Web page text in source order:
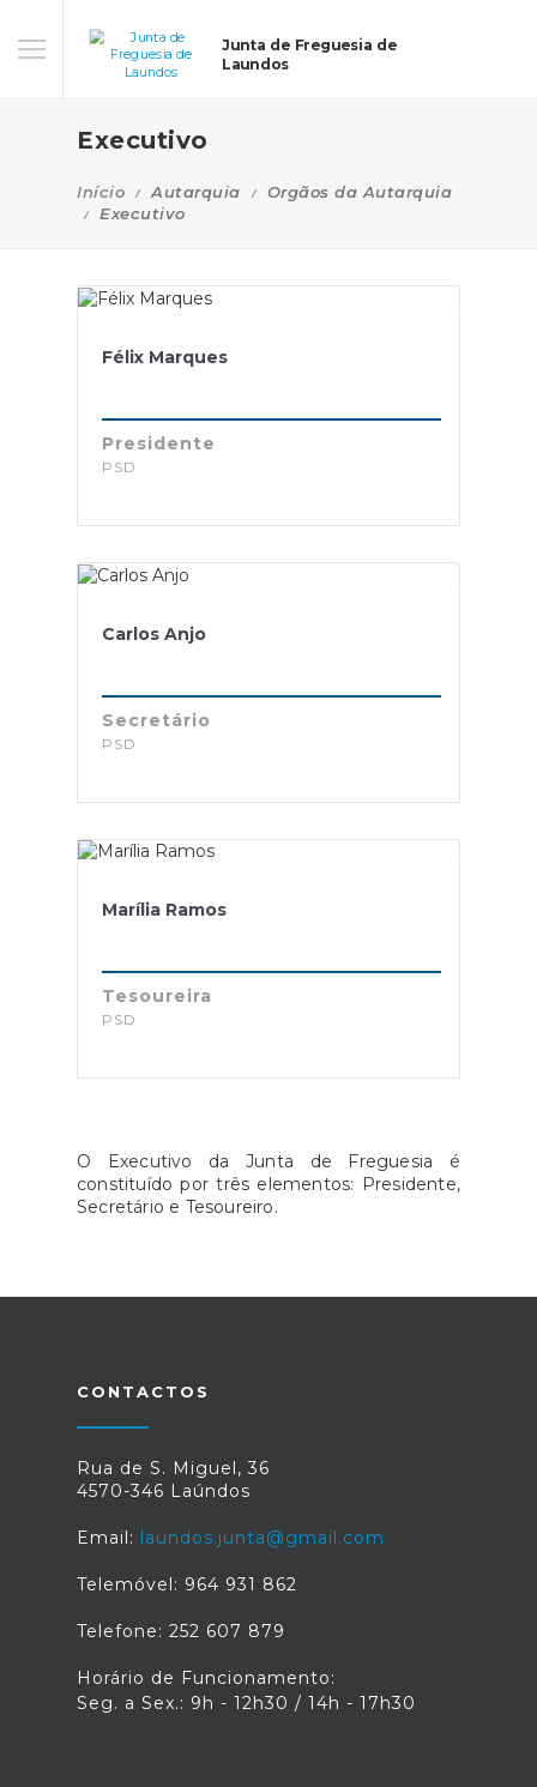
Junta de Freguesia de
Laundos
Executivo
Início Autarquia
Orgãos da Autarquia
Executivo
Félix Marques
Presidente
PSD
Carlos Anjo
Secretário
PSD
Marília Ramos
Tesoureira
PSD
O Executivo da Junta de Freguesia é
constituído por três elementos: Presidente,
Secretário e Tesoureiro.
CONTACTOS
Rua de S. Miguel, 36
4570-346 Laúndos
Email: laundos.junta@gmail.com
Telemóvel: 964 931 862
Telefone: 252 607 879
Horário de Funcionamento:
Seg. a Sex.: 9h - 12h30 / 14h - 17h30